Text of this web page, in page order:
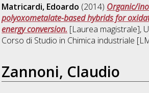
Matricardi, Edoardo (2014) Organic/
polyoxometalate-based hybrids for
energy conversion. [Laurea magistrale],
Corso di Studio in Chimica industriale
Zannoni, Claudio